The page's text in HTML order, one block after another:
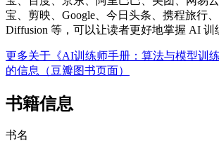
宝、剪映、Google、今日头条、携程旅行
Diffusion 等，可以让读者更好地掌握 AI 训
更多关于《AI训练师手册：算法与模型训
的信息（豆瓣图书页面）
书籍信息
书名